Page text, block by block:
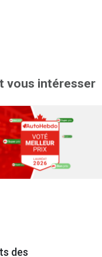
vous intéresser
des